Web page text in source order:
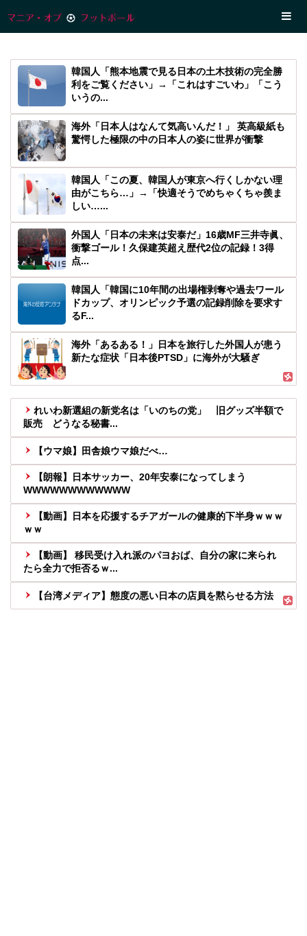
韓国人「熊本地震で見る日本の土木技術の完全勝
利をご覧ください」→「これはすごいわ」「こう
いうの...
海外「日本人はなんて気高いんだ！」 英高級紙も
驚愕した極限の中の日本人の姿に世界が衝撃
韓国人「この夏、韓国人が東京へ行くしかない理
由がこちら…」→「快適そうでめちゃくちゃ羨ま
しい…...
外国人「日本の未来は安泰だ」16歳MF三井寺眞、
衝撃ゴール！久保建英超え歴代2位の記録！3得
点...
韓国人「韓国に10年間の出場権剥奪や過去ワール
ドカップ、オリンピック予選の記録削除を要求す
るF...
海外「あるある！」日本を旅行した外国人が患う
新たな症状「日本後PTSD」に海外が大騒ぎ
れいわ新選組の新党名は「いのちの党」 旧グッズ半額で
販売 どうなる秘書...
【ウマ娘】田舎娘ウマ娘だべ…
【朗報】日本サッカー、20年安泰になってしまう
WWWWWWWWWWWW
【動画】日本を応援するチアガールの健康的下半身ｗｗｗ
ｗｗ
【動画】 移民受け入れ派のパヨおば、自分の家に来られ
たら全力で拒否るｗ...
【台湾メディア】態度の悪い日本の店員を黙らせる方法